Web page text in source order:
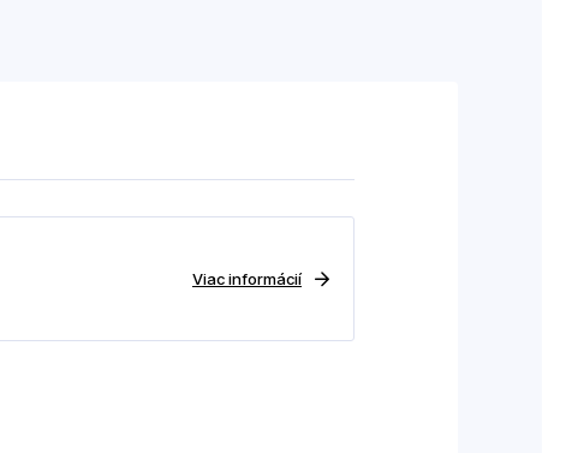
Viac informácií